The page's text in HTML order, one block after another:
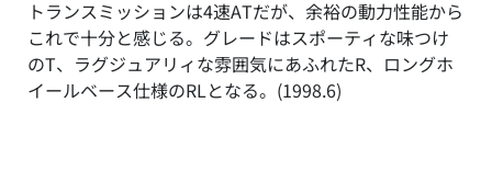
トランスミッションは4速ATだが、余裕の動力性能から
これで十分と感じる。グレードはスポーティな味つけ
のT、ラグジュアリィな雰囲気にあふれたR、ロングホ
イールベース仕様のRLとなる。(1998.6)